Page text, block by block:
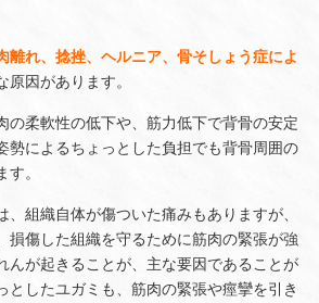
離れ、捻挫、ヘルニア、骨そしょう症によ
原因があります。
の柔軟性の低下や、筋力低下で背骨の安定
勢によるちょっとした負担でも背骨周囲の
。
、組織自体が傷ついた痛みもありますが、
損傷した組織を守るために筋肉の緊張が強
んが起きることが、主な要因であることが
としたユガミも、筋肉の緊張や痙攣を引き